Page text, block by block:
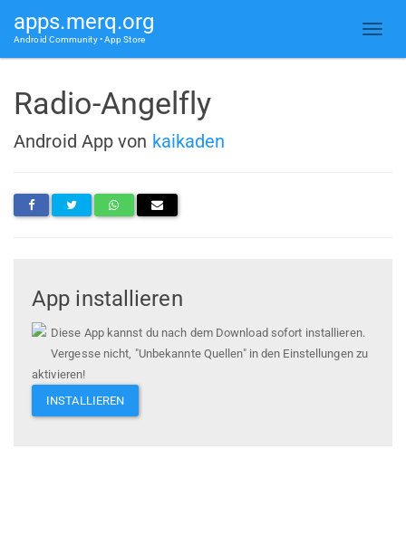
apps.merq.org
Android Community • App Store
Radio-Angelfly
Android App von kaikaden
App installieren
Diese App kannst du nach dem Download sofort installieren.
Vergesse nicht, "Unbekannte Quellen" in den Einstellungen zu
aktivieren!
INSTALLIEREN